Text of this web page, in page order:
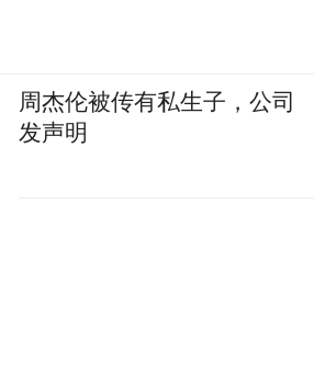
周杰伦被传有私生子，公司
发声明